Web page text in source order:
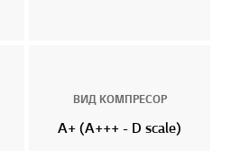
ВИД КОМПРЕСОР
A+ (A+++ - D scale)